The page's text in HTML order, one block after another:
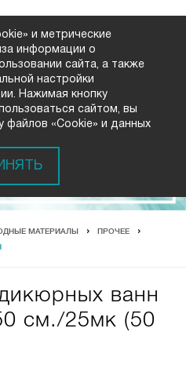
МАТЕРИАЛЫ ПРОЧЕЕ
ванн
см./25мк (50
и метрические
информации о
сайта, а также
настройки
Нажимая кнопку
сайтом, вы
файлов «Cookie» и данных